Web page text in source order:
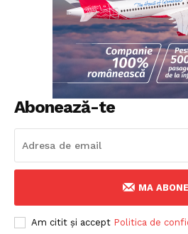
Fii reporter
Politica cookie-uri
Politica de Confidențialitate
Publicitate
Abonează-te
MA
Am citit și accept Politica de